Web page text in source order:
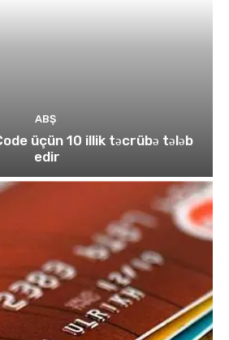
ABŞ
üçün 10 illik təcrübə tələb
edir